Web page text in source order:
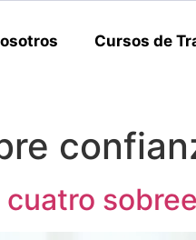
Cursos de
cuatro